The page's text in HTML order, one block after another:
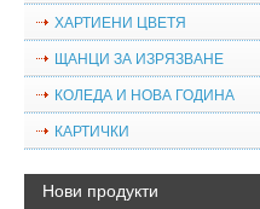
ХАРТИЕНИ ЦВЕТЯ
ЩАНЦИ ЗА ИЗРЯЗВАНЕ
КОЛЕДА И НОВА ГОДИНА
КАРТИЧКИ
Нови продукти